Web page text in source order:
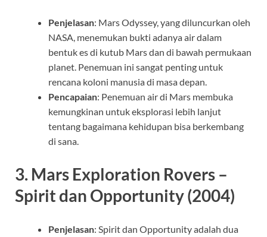
Penjelasan: Mars Odyssey, yang diluncurkan oleh
NASA, menemukan bukti adanya air dalam
bentuk es di kutub Mars dan di bawah permukaan
planet. Penemuan ini sangat penting untuk
rencana koloni manusia di masa depan.
Pencapaian: Penemuan air di Mars membuka
kemungkinan untuk eksplorasi lebih lanjut
tentang bagaimana kehidupan bisa berkembang
di sana.
3. Mars Exploration Rovers –
Spirit dan Opportunity (2004)
Penjelasan: Spirit dan Opportunity adalah dua